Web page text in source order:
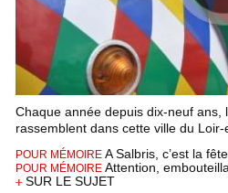
Chaque année depuis dix-neuf ans,
rassemblent dans cette ville du
POUR MÉMOIRE A Salbris, c’est la
POUR MÉMOIRE Attention,
SUR LE SUJET